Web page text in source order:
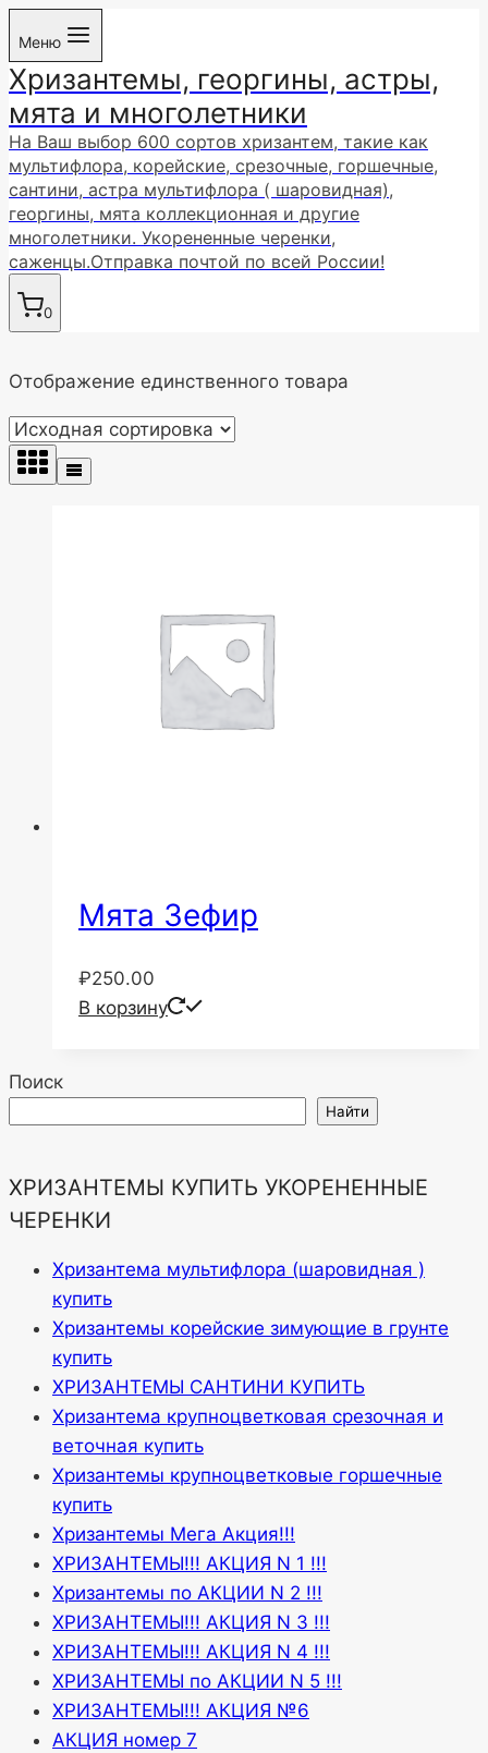
Перейти
содержимому
Меню
Хризантемы, георгины, астры,
мята и многолетники
На Ваш выбор 600 сортов хризантем, такие как
мультифлора, корейские, срезочные, горшечные,
сантини, астра мультифлора ( шаровидная),
георгины, мята коллекционная и другие
многолетники. Укорененные черенки,
саженцы.Отправка почтой по всей России!
0
Отображение единственного товара
Мята Зефир
₽250.00
В корзину
Поиск
Найти
ХРИЗАНТЕМЫ КУПИТЬ УКОРЕНЕННЫЕ
ЧЕРЕНКИ
Хризантема мультифлора (шаровидная )
купить
Хризантемы корейские зимующие в грунте
купить
ХРИЗАНТЕМЫ САНТИНИ КУПИТЬ
Хризантема крупноцветковая срезочная и
веточная купить
Хризантемы крупноцветковые горшечные
купить
Хризантемы Мега Акция!!!
ХРИЗАНТЕМЫ!!! АКЦИЯ N 1 !!!
Хризантемы по АКЦИИ N 2 !!!
ХРИЗАНТЕМЫ!!! АКЦИЯ N 3 !!!
ХРИЗАНТЕМЫ!!! АКЦИЯ N 4 !!!
ХРИЗАНТЕМЫ по АКЦИИ N 5 !!!
ХРИЗАНТЕМЫ!!! АКЦИЯ №6
АКЦИЯ номер 7